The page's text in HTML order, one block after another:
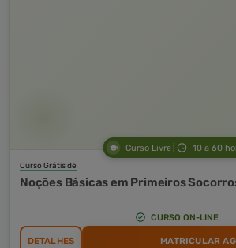
Curso Livre 10 a 60
Curso Grátis de
Noções Básicas em Primeiros
CURSO ON-LINE
DETALHES MATRICULAR